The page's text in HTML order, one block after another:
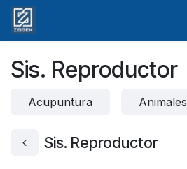
Ir al contenido
Sis. Reproductor
Acupuntura Animales
Sis. Reproductor